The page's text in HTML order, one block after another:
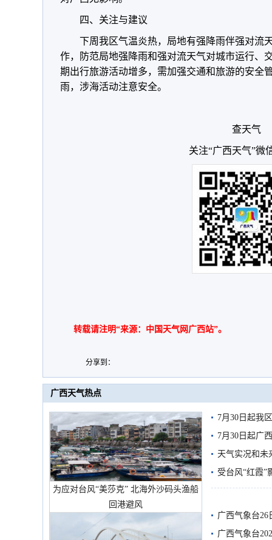
四、关注与建议
下周我区气温炎热，局地有强降雨伴强对流
作，防范局地强降雨和强对流天气对城市运行、
期出行旅游活动增多，需加强交通和旅游的安全
雨，涉海活动注意安全。
查天气
关注“广西天气”微
转载请注明“来源：中国天气网广西站”。
分享到：
广西天气热点
为应对台风“美莎克” 北海外沙码头渔船
回港避风
7月30日起我
7月30日起广
天气实况和未
受台风“红霞”
有较强降雨
广西气象台26
广西气象台